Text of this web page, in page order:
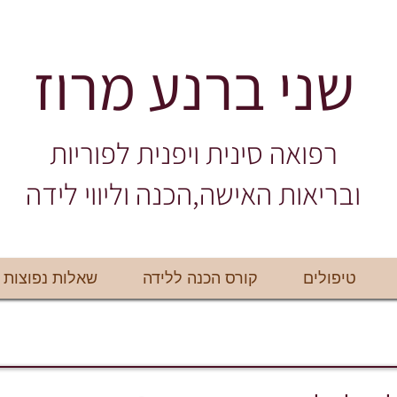
שני ברנע מרוז
רפואה סינית ויפנית לפוריות
ובריאות האישה,הכנה וליווי לידה
שאלות נפוצות קורס הכנה ללידה טיפולים